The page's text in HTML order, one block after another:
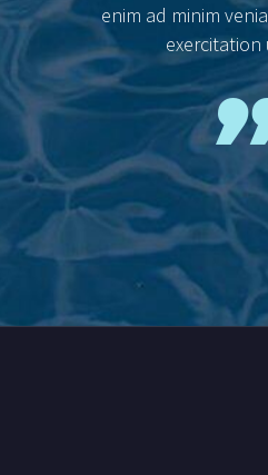
enim ad minim